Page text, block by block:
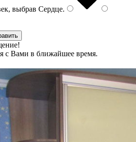
выбрав Сердце.
с Вами в ближайшее время.